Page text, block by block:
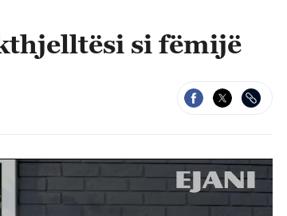
si fëmijë